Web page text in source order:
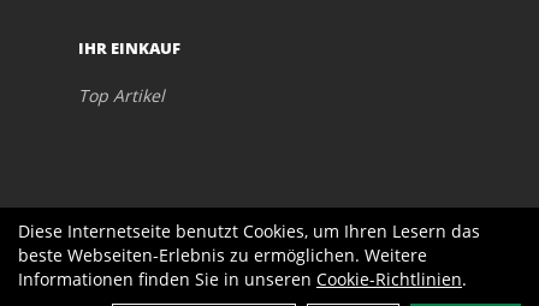
IHR EINKAUF
Top Artikel
Diese Internetseite benutzt Cookies, um Ihren Lesern das
beste Webseiten-Erlebnis zu ermöglichen. Weitere
Informationen finden Sie in unseren Cookie-Richtlinien.